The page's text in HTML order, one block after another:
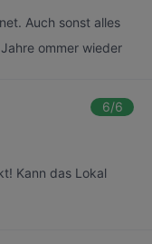
Auch sonst alles
ommer wieder
6/6
Kann das Lokal